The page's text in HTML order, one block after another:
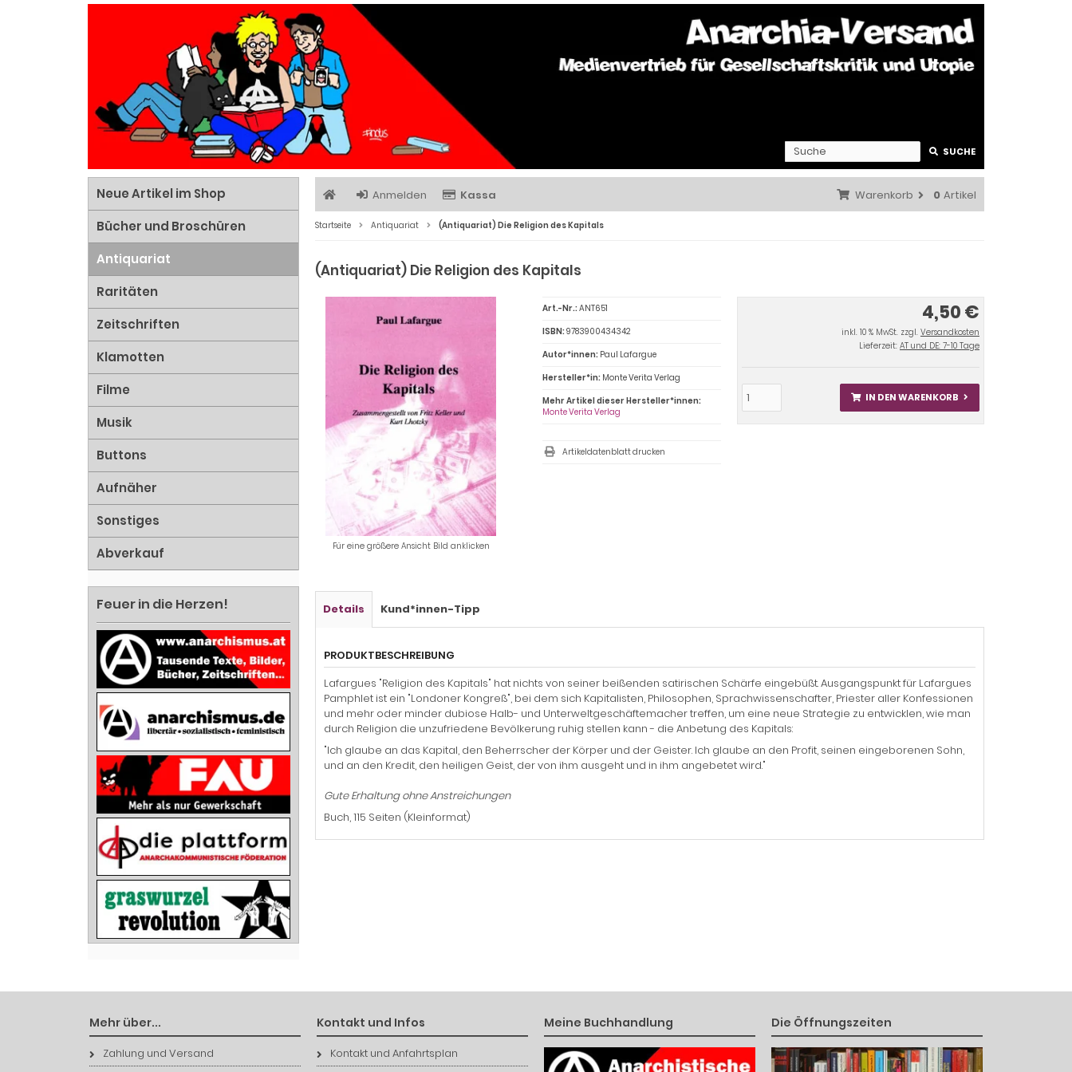
SUCHE
Anmelden Kassa Warenkorb 0 Artikel
Startseite Antiquariat (Antiquariat) Die Religion des Kapitals
(Antiquariat) Die Religion des Kapitals
Für eine größere Ansicht Bild anklicken
4,50 €
inkl. 10 % MwSt. zzgl. Versandkosten
Lieferzeit: AT und DE: 7-10 Tage
IN DEN WARENKORB
Art.-Nr.:ANT651
ISBN:9783900434342
Autor*innen: Paul Lafargue
Hersteller*in: Monte Verita Verlag
Mehr Artikel dieser Hersteller*innen:
Monte Verita Verlag
Artikeldatenblatt drucken
Details Kund*innen-Tipp
PRODUKTBESCHREIBUNG
Lafargues "Religion des Kapitals" hat nichts von seiner beißenden satirischen Schärfe eingebüßt. Ausgangspunkt für Lafargues
Pamphlet ist ein "Londoner Kongreß", bei dem sich Kapitalisten, Philosophen, Sprachwissenschafter, Priester aller Konfessionen
und mehr oder minder dubiose Halb- und Unterweltgeschäftemacher treffen, um eine neue Strategie zu entwicklen, wie man
durch Religion die unzufriedene Bevölkerung ruhig stellen kann - die Anbetung des Kapitals:
"Ich glaube an das Kapital, den Beherrscher der Körper und der Geister. Ich glaube an den Profit, seinen eingeborenen Sohn,
und an den Kredit, den heiligen Geist, der von ihm ausgeht und in ihm angebetet wird."
Gute Erhaltung ohne Anstreichungen
Buch, 115 Seiten (Kleinformat)
Neue Artikel im Shop
Bücher und Broschüren
Antiquariat
Raritäten
Zeitschriften
Klamotten
Filme
Musik
Buttons
Aufnäher
Sonstiges
Abverkauf
Feuer in die Herzen!
Mehr über...
Zahlung und Versand
Kontakt und Infos
Kontakt und Anfahrtsplan
Meine Buchhandlung Die Öffnungszeiten